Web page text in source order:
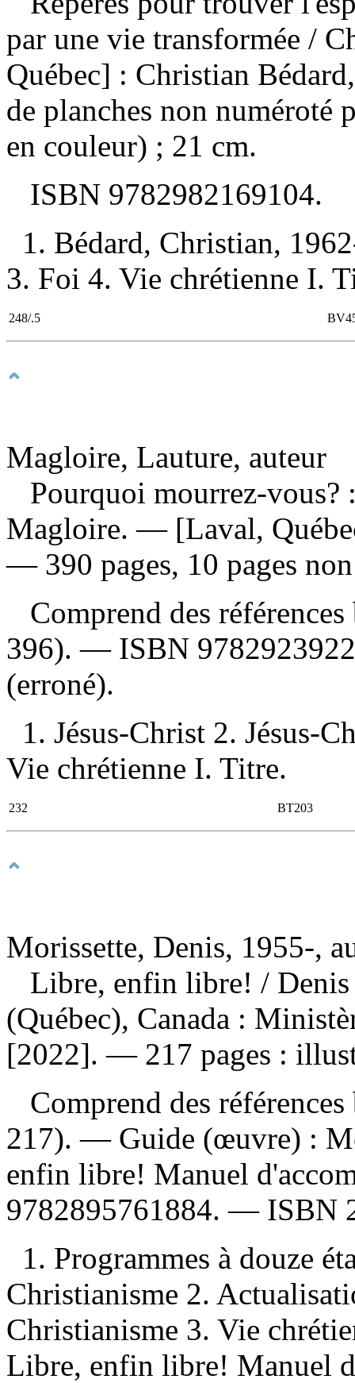
par une vie transformée /
Québec] : Christian
de planches non
en couleur) ; 21 cm.
ISBN 9782982169104.
1. Bédard, Christian,
3. Foi 4. Vie chrétienne I.
248/.5
Magloire, Lauture, auteur
Pourquoi mourrez-vous?
Magloire. — [Laval,
— 390 pages, 10 pages
Comprend des
396). — ISBN
(erroné).
1. Jésus-Christ 2. Jésus-
Vie chrétienne I. Titre.
232 BT203
Morissette, Denis, 1955-,
Libre, enfin libre! /
(Québec), Canada :
[2022]. — 217 pages :
Comprend des
217). — Guide (œuvre) :
enfin libre! Manuel
9782895761884. — ISBN
1. Programmes à douze
Christianisme 2.
Christianisme 3. Vie
Libre, enfin libre! Manuel